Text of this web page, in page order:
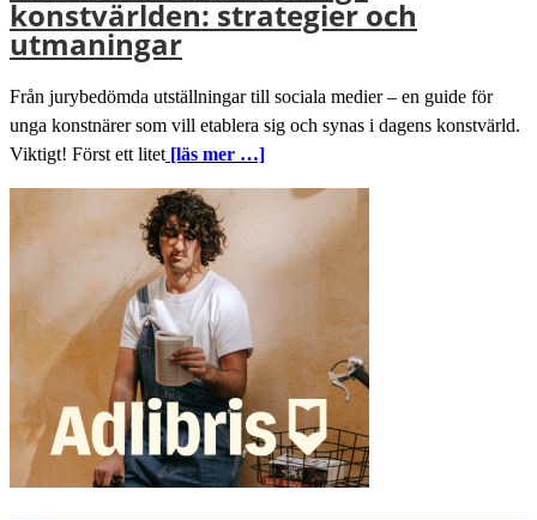
konstvärlden: strategier och
utmaningar
Från jurybedömda utställningar till sociala medier – en guide för
unga konstnärer som vill etablera sig och synas i dagens konstvärld.
Viktigt! Först ett litet [läs mer …]